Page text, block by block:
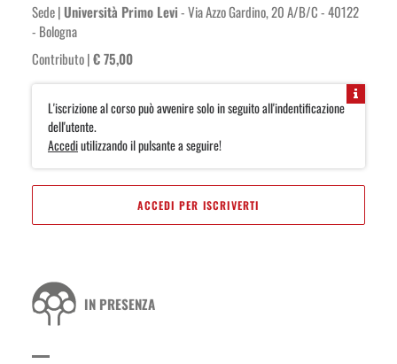
Sede |Università Primo Levi- Via Azzo Gardino, 20 A/B/C - 40122
- Bologna
Contributo |€ 75,00
L'iscrizione al corso può avvenire solo in seguito all'indentificazione
dell'utente.
Accediutilizzando il pulsante a seguire!
ACCEDI PER ISCRIVERTI
IN PRESENZA